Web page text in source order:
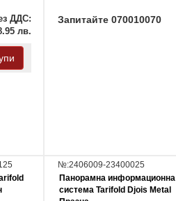
ДДС:
лв.
Запитайте 070010070
№:2406009-23400025
Панорамна информационна
система Tarifold Djois Metal